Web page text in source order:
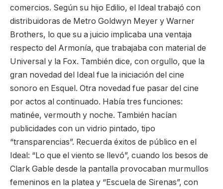
comercios. Según su hijo Edilio, el Ideal trabajó con
distribuidoras de Metro Goldwyn Meyer y Warner
Brothers, lo que su a juicio implicaba una ventaja
respecto del Armonía, que trabajaba con material de
Universal y la Fox. También dice, con orgullo, que la
gran novedad del Ideal fue la iniciación del cine
sonoro en Esquel. Otra novedad fue pasar del cine
por actos al continuado. Había tres funciones:
matinée, vermouth y noche. También hacían
publicidades con un vidrio pintado, tipo
“transparencias”. Recuerda éxitos de público en el
Ideal: “Lo que el viento se llevó”, cuando los besos de
Clark Gable desde la pantalla provocaban murmullos
femeninos en la platea y “Escuela de Sirenas”, con